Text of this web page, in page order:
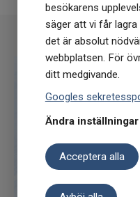
besökarens
säger att vi får
det är absolut
webbplatsen. För
ditt medgivande.
Googles
Ändra inställningar
Acceptera alla